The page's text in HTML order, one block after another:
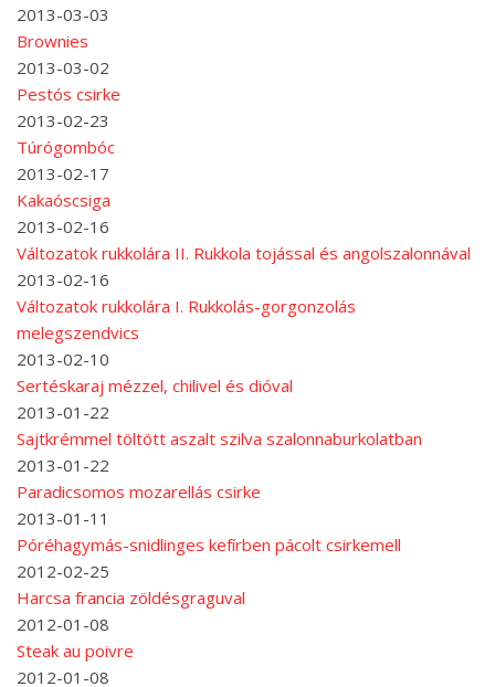
2013-03-03
Brownies
2013-03-02
Pestós csirke
2013-02-23
Túrógombóc
2013-02-17
Kakaóscsiga
2013-02-16
Változatok rukkolára II. Rukkola tojással és angolszalonnával
2013-02-16
Változatok rukkolára I. Rukkolás-gorgonzolás
melegszendvics
2013-02-10
Sertéskaraj mézzel, chilivel és dióval
2013-01-22
Sajtkrémmel töltött aszalt szilva szalonnaburkolatban
2013-01-22
Paradicsomos mozarellás csirke
2013-01-11
Póréhagymás-snidlinges kefírben pácolt csirkemell
2012-02-25
Harcsa francia zöldésgraguval
2012-01-08
Steak au poivre
2012-01-08